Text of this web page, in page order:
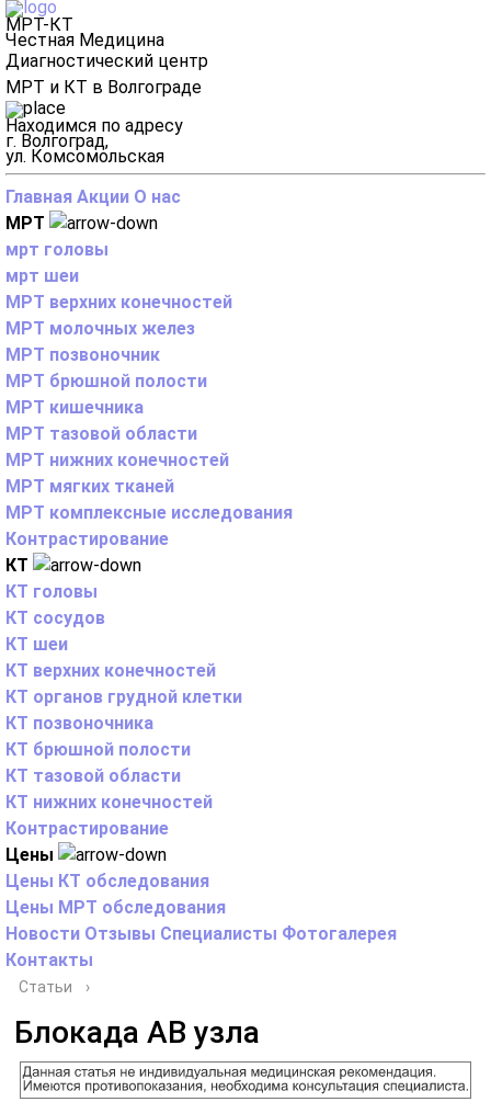
МРТ-КТ
Честная Медицина
Диагностический центр
МРТ и КТ в Волгограде
Находимся по адресу
г. Волгоград,
ул. Комсомольская
Главная Акции О нас
МРТ
мрт головы
мрт шеи
МРТ верхних конечностей
МРТ молочных желез
МРТ позвоночник
МРТ брюшной полости
МРТ кишечника
МРТ тазовой области
МРТ нижних конечностей
МРТ мягких тканей
МРТ комплексные исследования
Контрастирование
КТ
КТ головы
КТ сосудов
КТ шеи
КТ верхних конечностей
КТ органов грудной клетки
КТ позвоночника
КТ брюшной полости
КТ тазовой области
КТ нижних конечностей
Контрастирование
Цены
Цены КТ обследования
Цены МРТ обследования
Новости Отзывы Специалисты Фотогалерея
Контакты
Статьи ›
Блокада АВ узла